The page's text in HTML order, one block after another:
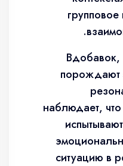
Вдобавок,
порождают
наблюдает,
ситуацию в